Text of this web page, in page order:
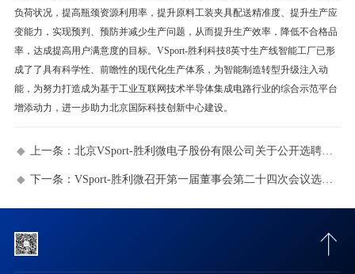
负荷状况，提高瓶颈资源利用率，提升原料工装夹具配送精准度、提升生产应
变能力，实现预判、预防并减少生产问题，从而提升生产效率，降低不合格品
率，达成提高用户满意度的目标。VSport-胜利科技8英寸生产线智能工厂已形
成了了具有科学性、前瞻性的现代化生产体系，为智能制造转型升级注入动
能，为努力打造成为基于工业互联网技术半导体集成电路行业的综合示范平台
增添动力，进一步助力北京国际科技创新中心建设。
上一条： 北京VSport-胜利微电子股份有限公司关于公开选聘年审会计师事务所的公告
下一条： VSport-胜利微召开第一届董事会第二十四次会议选举产生公司新任董事长